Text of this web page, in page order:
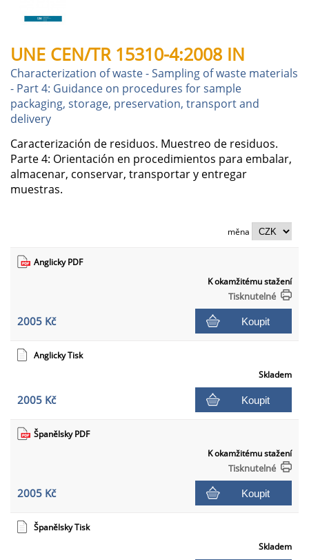
UNE CEN/TR 15310-4:2008 IN
Characterization of waste - Sampling of waste materials
- Part 4: Guidance on procedures for sample
packaging, storage, preservation, transport and
delivery
Caracterización de residuos. Muestreo de residuos.
Parte 4: Orientación en procedimientos para embalar,
almacenar, conservar, transportar y entregar
muestras.
měna
Anglicky PDF
K okamžitému stažení
Tisknutelné
2005 Kč Koupit
Anglicky Tisk
Skladem
2005 Kč Koupit
Španělsky PDF
K okamžitému stažení
Tisknutelné
2005 Kč Koupit
Španělsky Tisk
Skladem